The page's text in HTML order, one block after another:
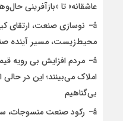
عاشقانه» تا «بازآفرینی
نوسازی صنعت، ارتقای
محیط‌زیست، مسیر آینده
مردم افزایش بی رویه
املاک می‌بینند؛ این در
بی‌گناهیم
رکود صنعت منسوجات،